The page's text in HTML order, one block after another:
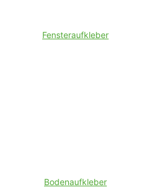
Fensteraufkleber
Bodenaufkleber